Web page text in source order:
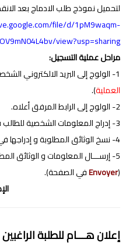
لتحميل نموذج طلب الادماج بعد
file/d/1pM9waqm-
view?usp=sharing
مراحل عملية التسجيل:
1- الولوج إلى البريد الالكتروني الشخصي عن طريق
العملية).
2- الولوج إلى الرابط المرفق أعلاه.
3- إدراج المعلومات الشخصية للطالب في الصفحة.
4- نسخ الوثائق المطلوبة و إدراجها في الصفحة.
5- إرســـال المعلومات و الوثائق
(
Envoyerفي الصفحة).
إعلان هـــام للطلبة